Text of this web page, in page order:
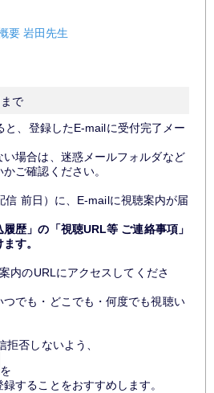
要 岩田先生
で
と、登録したE-mailに受付完了メー
場合は、迷惑メールフォルダなど
かご確認ください。
信 前日）に、E-mailに視聴案内が届
歴」の「視聴URL等 ご連絡事項」
けます。
内のURLにアクセスしてくださ
でも・どこでも・何度でも視聴い
否しないよう、
を
することをおすすめします。